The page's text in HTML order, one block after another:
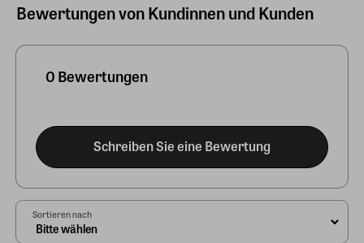
Bewertungen von Kundinnen und Kunden
0 Bewertungen
Schreiben Sie eine Bewertung
Sortieren nach